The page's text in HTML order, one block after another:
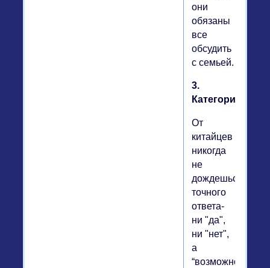
они
обязаны
все
обсудить
с семьей.
3.
Категоричность
От
китайцев
никогда
не
дождешься
точного
ответа-
ни "да",
ни "нет",
а
“возможно/